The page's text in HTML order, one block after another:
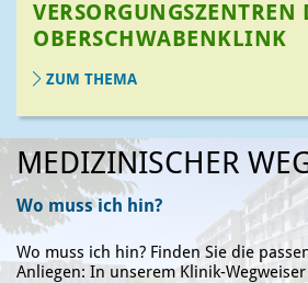
VERSORGUNGSZENTREN
OBERSCHWABENKLINK
ZUM THEMA
MEDIZINISCHER
Wo muss ich hin?
Wo muss ich hin? Finden Sie die
Anliegen: In unserem Klinik-